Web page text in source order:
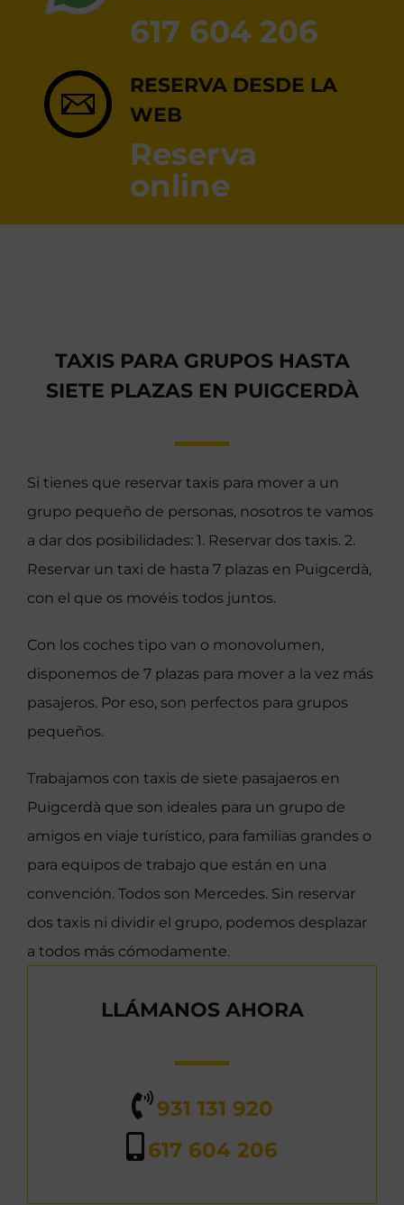
617 604 206
RESERVA DESDE LA
WEB
Reserva
online
TAXIS PARA GRUPOS HASTA
SIETE PLAZAS EN PUIGCERDÀ
Si tienes que reservar taxis para mover a un
grupo pequeño de personas, nosotros te vamos
a dar dos posibilidades: 1. Reservar dos taxis. 2.
Reservar un taxi de hasta 7 plazas en Puigcerdà,
con el que os movéis todos juntos.
Con los coches tipo van o monovolumen,
disponemos de 7 plazas para mover a la vez más
pasajeros. Por eso, son perfectos para grupos
pequeños.
Trabajamos con taxis de siete pasajaeros en
Puigcerdà que son ideales para un grupo de
amigos en viaje turístico, para familias grandes o
para equipos de trabajo que están en una
convención. Todos son Mercedes. Sin reservar
dos taxis ni dividir el grupo, podemos desplazar
a todos más cómodamente.
LLÁMANOS AHORA
931 131 920
617 604 206